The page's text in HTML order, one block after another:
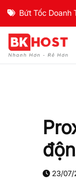
Bứt Tốc
23/07/